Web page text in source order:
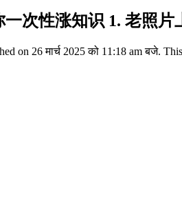
次性涨知识 1. 老照片
on 26 मार्च 2025 को 11:18 am बजे.